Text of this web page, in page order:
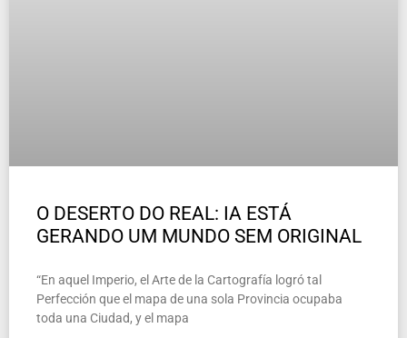
O DESERTO DO REAL: IA ESTÁ
GERANDO UM MUNDO SEM ORIGINAL
“En aquel Imperio, el Arte de la Cartografía logró tal
Perfección que el mapa de una sola Provincia ocupaba
toda una Ciudad, y el mapa